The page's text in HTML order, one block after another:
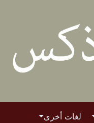
لغات أخرى